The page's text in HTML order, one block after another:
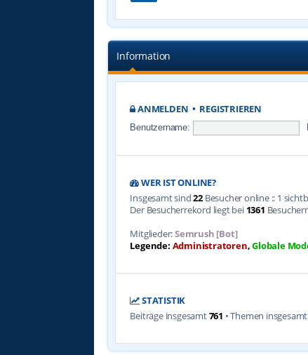
Information
ANMELDEN • REGISTRIEREN
Benutzername:
WER IST ONLINE?
Insgesamt sind22 Besucher online :: 1
Der Besucherrekord liegt bei 1361
Mitglieder:Semrush [Bot]
Legende: Administratoren,Globale
STATISTIK
Beiträge insgesamt761 • Themen insgesamt